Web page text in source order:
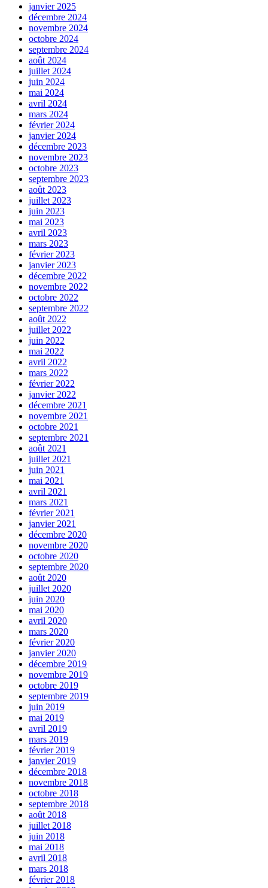
janvier 2025
décembre 2024
novembre 2024
octobre 2024
septembre 2024
août 2024
juillet 2024
juin 2024
mai 2024
avril 2024
mars 2024
février 2024
janvier 2024
décembre 2023
novembre 2023
octobre 2023
septembre 2023
août 2023
juillet 2023
juin 2023
mai 2023
avril 2023
mars 2023
février 2023
janvier 2023
décembre 2022
novembre 2022
octobre 2022
septembre 2022
août 2022
juillet 2022
juin 2022
mai 2022
avril 2022
mars 2022
février 2022
janvier 2022
décembre 2021
novembre 2021
octobre 2021
septembre 2021
août 2021
juillet 2021
juin 2021
mai 2021
avril 2021
mars 2021
février 2021
janvier 2021
décembre 2020
novembre 2020
octobre 2020
septembre 2020
août 2020
juillet 2020
juin 2020
mai 2020
avril 2020
mars 2020
février 2020
janvier 2020
décembre 2019
novembre 2019
octobre 2019
septembre 2019
juin 2019
mai 2019
avril 2019
mars 2019
février 2019
janvier 2019
décembre 2018
novembre 2018
octobre 2018
septembre 2018
août 2018
juillet 2018
juin 2018
mai 2018
avril 2018
mars 2018
février 2018